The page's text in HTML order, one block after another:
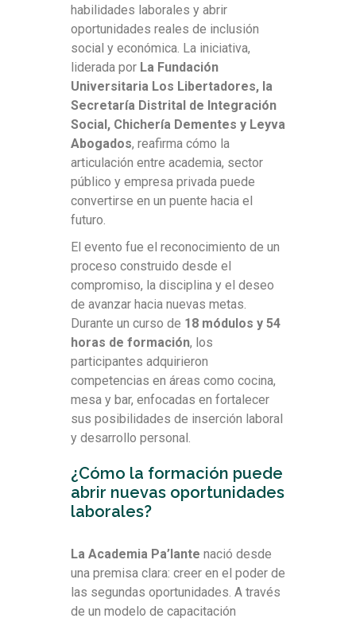
habilidades laborales y abrir
oportunidades reales de inclusión
social y económica. La iniciativa,
liderada por La Fundación
Universitaria Los Libertadores, la
Secretaría Distrital de Integración
Social, Chichería Dementes y Leyva
Abogados, reafirma cómo la
articulación entre academia, sector
público y empresa privada puede
convertirse en un puente hacia el
futuro.
El evento fue el reconocimiento de un
proceso construido desde el
compromiso, la disciplina y el deseo
de avanzar hacia nuevas metas.
Durante un curso de 18 módulos y 54
horas de formación, los
participantes adquirieron
competencias en áreas como cocina,
mesa y bar, enfocadas en fortalecer
sus posibilidades de inserción laboral
y desarrollo personal.
¿Cómo la formación puede
abrir nuevas oportunidades
laborales?
La Academia Pa’lante nació desde
una premisa clara: creer en el poder de
las segundas oportunidades. A través
de un modelo de capacitación